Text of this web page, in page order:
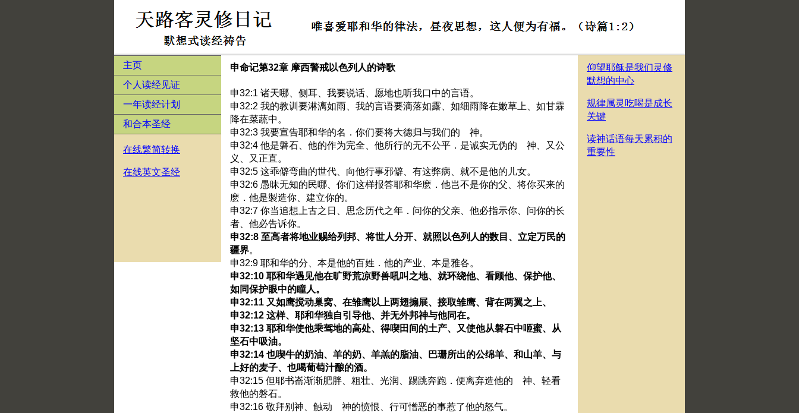
主页
个人读经见证
一年读经计划
和合本圣经
在线繁简转换
在线英文圣经
申命记第32章 摩西警戒以色列人的诗歌
申32:1 诸天哪、侧耳、我要说话、愿地也听我口中的言语。
申32:2 我的教训要淋漓如雨、我的言语要滴落如露、如细雨降在嫩草上、如甘霖
降在菜蔬中。
申32:3 我要宣告耶和华的名．你们要将大德归与我们的 神。
申32:4 他是磐石、他的作为完全、他所行的无不公平．是诚实无伪的 神、又公
义、又正直。
申32:5 这乖僻弯曲的世代、向他行事邪僻、有这弊病、就不是他的儿女。
申32:6 愚昧无知的民哪、你们这样报答耶和华麽．他岂不是你的父、将你买来的
麽．他是製造你、建立你的。
申32:7 你当追想上古之日、思念历代之年．问你的父亲、他必指示你、问你的长
者、他必告诉你。
申32:8 至高者将地业赐给列邦、将世人分开、就照以色列人的数目、立定万民的
疆界。
申32:9 耶和华的分、本是他的百姓．他的产业、本是雅各。
申32:10 耶和华遇见他在旷野荒凉野兽吼叫之地、就环绕他、看顾他、保护他、
如同保护眼中的瞳人。
申32:11 又如鹰搅动巢窝、在雏鹰以上两翅搧展、接取雏鹰、背在两翼之上、
申32:12 这样、耶和华独自引导他、并无外邦神与他同在。
申32:13 耶和华使他乘驾地的高处、得喫田间的土产、又使他从磐石中咂蜜、从
坚石中吸油。
申32:14 也喫牛的奶油、羊的奶、羊羔的脂油、巴珊所出的公绵羊、和山羊、与
上好的麦子、也喝葡萄汁酿的酒。
申32:15 但耶书崙渐渐肥胖、粗壮、光润、踢跳奔跑．便离弃造他的 神、轻看
救他的磐石。
申32:16 敬拜别神、触动 神的愤恨、行可憎恶的事惹了他的怒气。
仰望耶稣是我们灵修
默想的中心
规律属灵吃喝是成长
关键
读神话语每天累积的
重要性